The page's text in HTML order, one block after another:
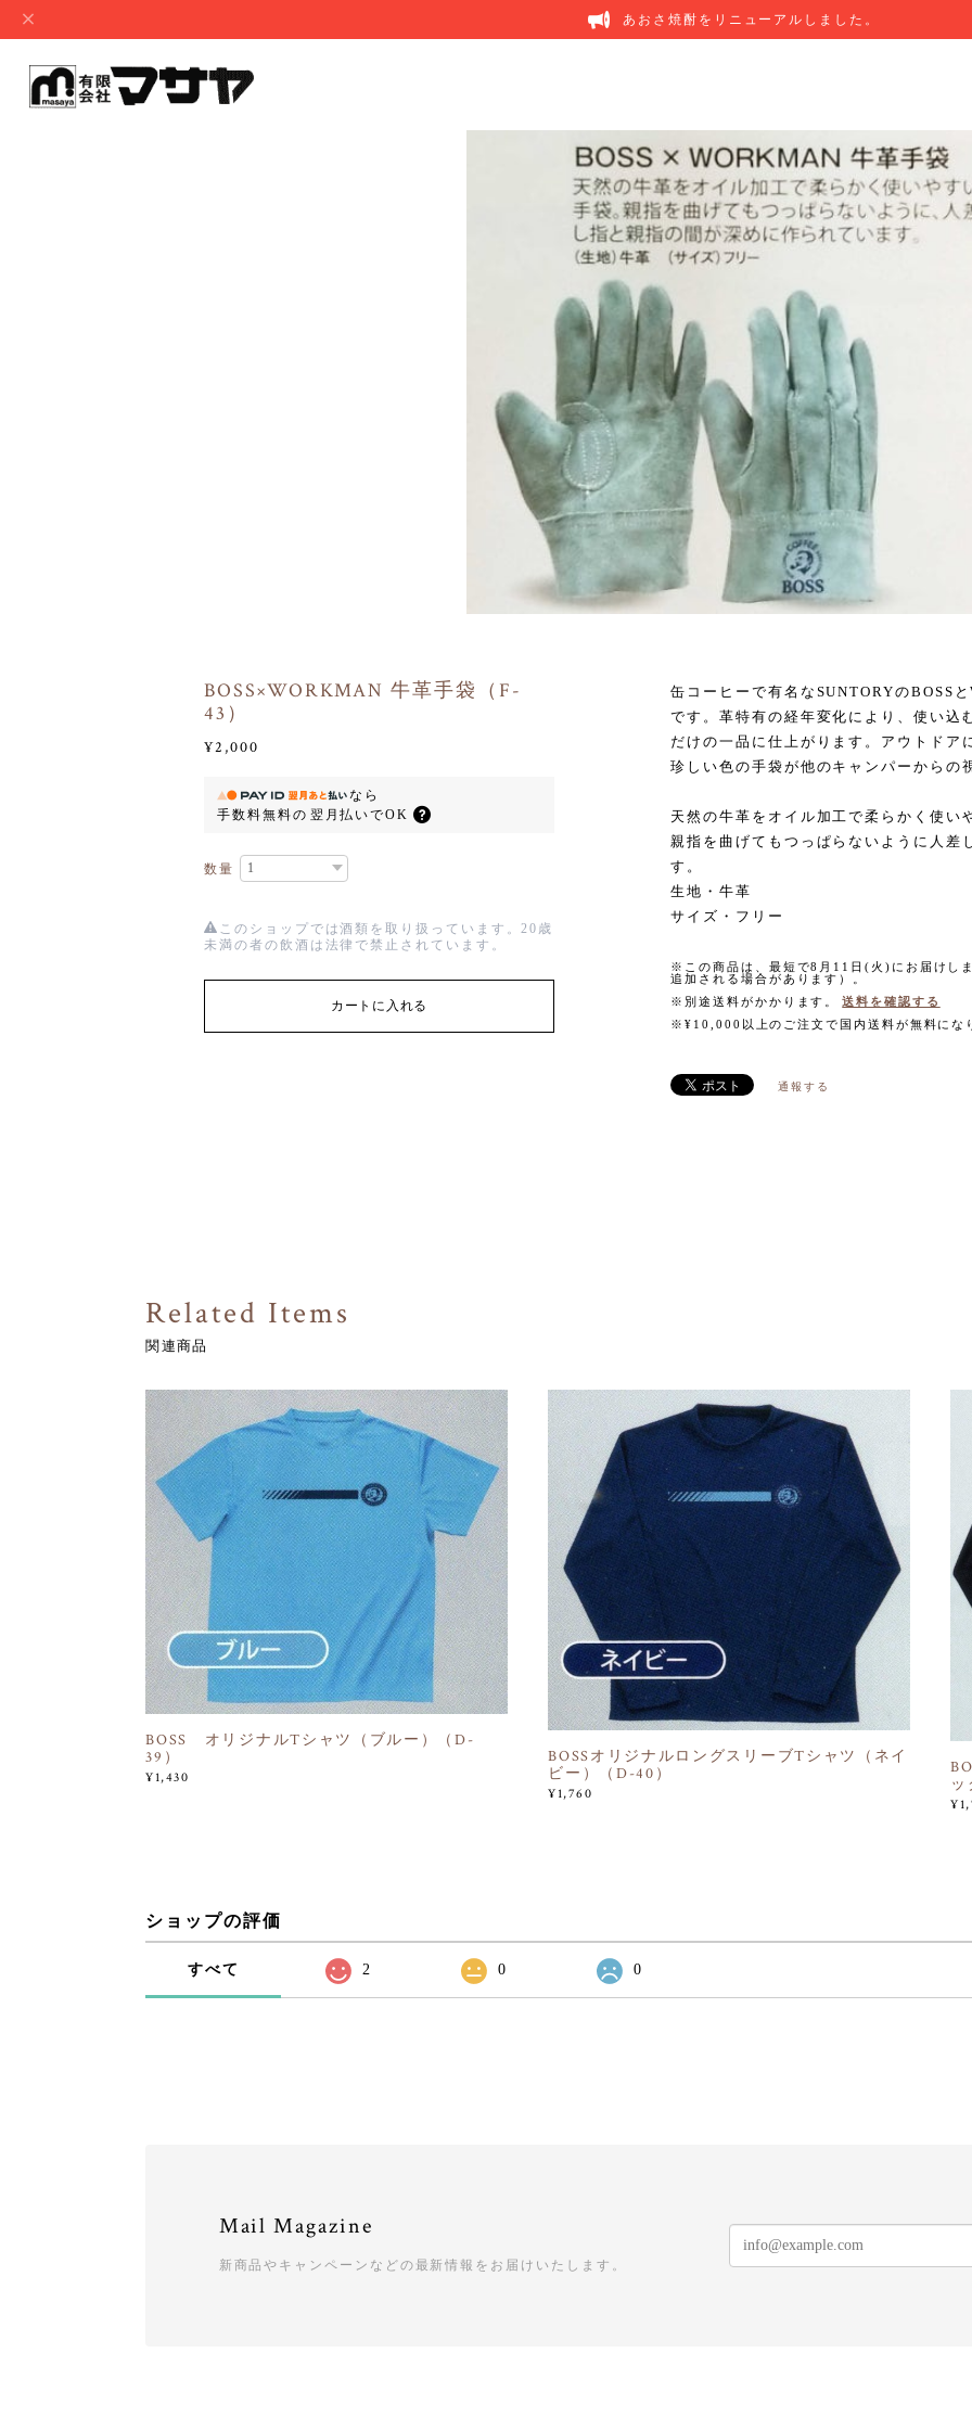
あおさ焼酎をリニューアルしました。
BOSS×WORKMAN 牛革手袋（F-
43）
¥2,000
なら
手数料無料の 翌月払いでOK
数量
このショップでは酒類を取り扱っています。20歳
未満の者の飲酒は法律で禁止されています。
カートに入れる
缶コーヒーで有名なSUNTORYのBOSS
です。革特有の経年変化により、使い込
だけの一品に仕上がります。アウトドア
珍しい色の手袋が他のキャンパーからの
天然の牛革をオイル加工で柔らかく使い
親指を曲げてもつっぱらないように人差
す。
生地・牛革
サイズ・フリー
※この商品は、最短で8月11日(火)にお届けし
追加される場合があります）。
※別途送料がかかります。
送料を確認する
※¥10,000以上のご注文で国内送料が無料にな
通報する
Related Items
関連商品
BOSS オリジナルTシャツ（ブルー）（D-
39）
¥1,430
BOSSオリジナルロングスリーブTシャツ（ネイ
ビー）（D-40）
¥1,760
ショップの評価
すべて 2 0 0
Mail Magazine
新商品やキャンペーンなどの最新情報をお届けいたします。